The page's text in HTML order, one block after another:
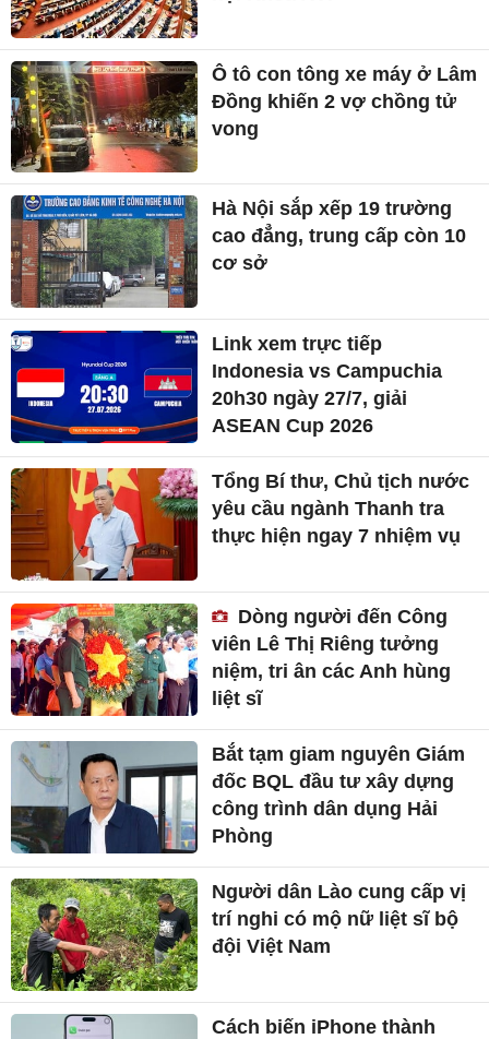
Ô tô con tông xe máy ở Lâm
Đồng khiến 2 vợ chồng tử
vong
Hà Nội sắp xếp 19 trường
cao đẳng, trung cấp còn 10
cơ sở
Link xem trực tiếp
Indonesia vs Campuchia
20h30 ngày 27/7, giải
ASEAN Cup 2026
Tổng Bí thư, Chủ tịch nước
yêu cầu ngành Thanh tra
thực hiện ngay 7 nhiệm vụ
Dòng người đến Công
viên Lê Thị Riêng tưởng
niệm, tri ân các Anh hùng
liệt sĩ
Bắt tạm giam nguyên Giám
đốc BQL đầu tư xây dựng
công trình dân dụng Hải
Phòng
Người dân Lào cung cấp vị
trí nghi có mộ nữ liệt sĩ bộ
đội Việt Nam
Cách biến iPhone thành